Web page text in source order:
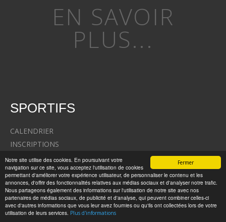
Fermer
Notre site utilise des cookies. En poursuivant votre
navigation sur ce site, vous acceptez l'utilisation de cookies
permettant d'améliorer votre expérience utilisateur, de personnaliser le contenu et les
annonces, d'offrir des fonctionnalités relatives aux médias sociaux et d'analyser notre trafic.
Nous partageons également des informations sur l'utilisation de notre site avec nos
partenaires de médias sociaux, de publicité et d'analyse, qui peuvent combiner celles-ci
avec d'autres informations que vous leur avez fournies ou qu'ils ont collectées lors de votre
utilisation de leurs services. Plus d'informations
EN SAVOIR
PLUS...
SPORTIFS
CALENDRIER
INSCRIPTIONS
RESULTATS
PHOTOS / VIDEOS
ECO-RESPONSABILITE
BLOG
FACEBOOK